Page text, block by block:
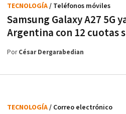
Samsung Galaxy A27 5G
Argentina con 12 cuotas
TECNOLOGÍA/ Teléfonos móviles
PorCésar Dergarabedian
TECNOLOGÍA/ Correo electrónico